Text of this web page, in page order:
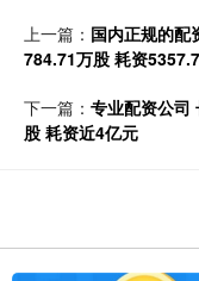
上一篇： 国内正规的配
784.71万股 耗资
下一篇： 专业配资公司
股 耗资近4亿元